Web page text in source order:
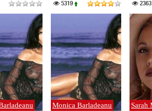
5319 2363
Monica Barladeanu Sarah